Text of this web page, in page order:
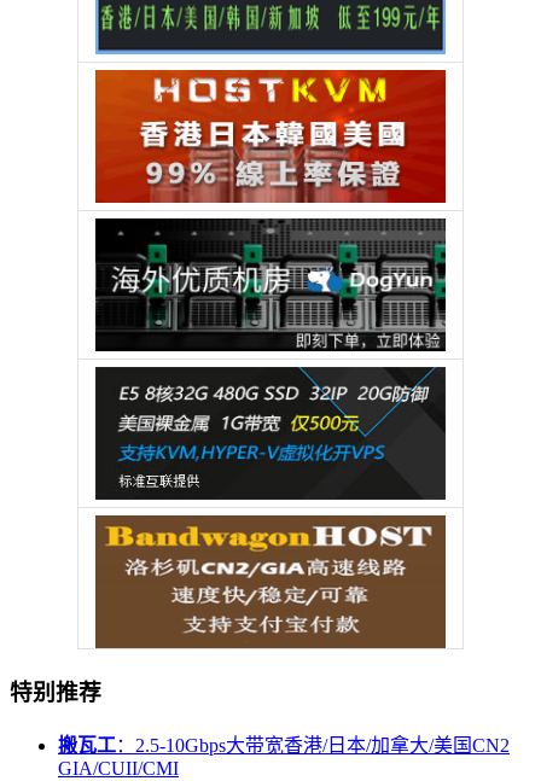
特别推荐
搬瓦工：2.5-10Gbps大带宽香港/日本/加拿大/美国CN2
GIA/CUII/CMI